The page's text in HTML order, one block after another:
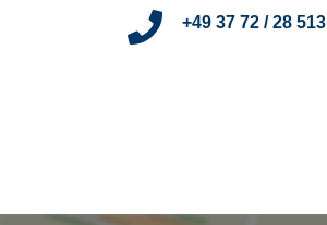
+49 37 72 / 28 513